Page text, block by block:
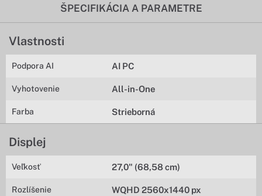
ŠPECIFIKÁCIA A PARAMETRE
Vlastnosti
Podpora AI AI PC
Vyhotovenie All-in-One
Farba Strieborná
Displej
Veľkosť 27,0" (68,58 cm)
Rozlíšenie WQHD 2560x1440 px